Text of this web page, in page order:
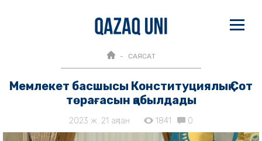
САЯСАТ
Мемлекет басшысы Конституциялық Сот
төрағасын қабылдады
2023 ж. 21 ақпан 1841 0